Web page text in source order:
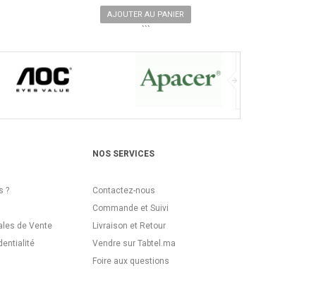
AJOUTER AU PANIER
```
?
de Vente
NOS SERVICES
Contactez-nous
Commande et Suivi
Livraison et Retour
Vendre sur Tabtel.ma
Foire aux questions